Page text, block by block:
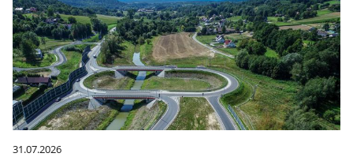
31.07.2026